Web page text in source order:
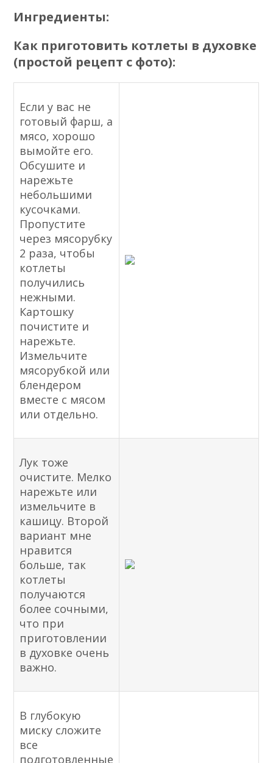
Ингредиенты:
Как приготовить котлеты в духовке
(простой рецепт с фото):
Если у вас не
готовый фарш, а
мясо, хорошо
вымойте его.
Обсушите и
нарежьте
небольшими
кусочками.
Пропустите
через мясорубку
2 раза, чтобы
котлеты
получились
нежными.
Картошку
почистите и
нарежьте.
Измельчите
мясорубкой или
блендером
вместе с мясом
или отдельно.
Лук тоже
очистите. Мелко
нарежьте или
измельчите в
кашицу. Второй
вариант мне
нравится
больше, так
котлеты
получаются
более сочными,
что при
приготовлении
в духовке очень
важно.
В глубокую
миску сложите
все
подготовленные